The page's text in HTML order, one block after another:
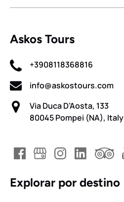
Askos Tours
+3908118368816
info@askostours.com
Via Duca D’Aosta, 133
80045 Pompei (NA), Italy
Explorar por destino